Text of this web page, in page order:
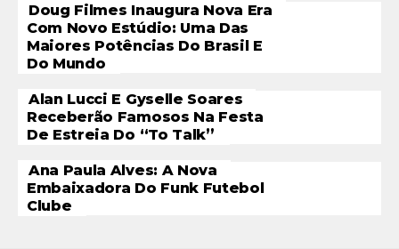
Doug Filmes Inaugura Nova Era
Com Novo Estúdio: Uma Das
Maiores Potências Do Brasil E
Do Mundo
Alan Lucci E Gyselle Soares
Receberão Famosos Na Festa
De Estreia Do “To Talk”
Ana Paula Alves: A Nova
Embaixadora Do Funk Futebol
Clube